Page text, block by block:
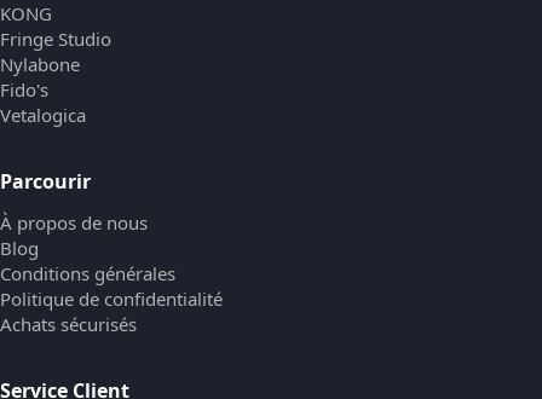
KONG
Fringe Studio
Nylabone
Fido's
Vetalogica
Parcourir
À propos de nous
Blog
Conditions générales
Politique de confidentialité
Achats sécurisés
Service Client